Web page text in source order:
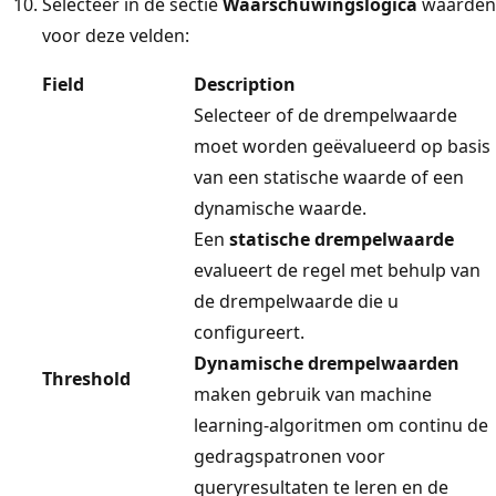
voor deze velden:
Field
Description
Threshold
Selecteer of de drempelwaarde
moet worden geëvalueerd op basis
van een statische waarde of een
dynamische waarde.
Een statische drempelwaarde
evalueert de regel met behulp van
de drempelwaarde die u
configureert.
Dynamische drempelwaarden
maken gebruik van machine
learning-algoritmen om continu de
gedragspatronen voor
queryresultaten te leren en de